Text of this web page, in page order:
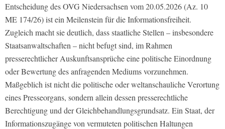
Entscheidung des OVG Niedersachsen vom 20.05.2026 (Az. 10
ME 174/26) ist ein Meilenstein für die Informationsfreiheit.
Zugleich macht sie deutlich, dass staatliche Stellen – insbesondere
Staatsanwaltschaften – nicht befugt sind, im Rahmen
presserechtlicher Auskunftsansprüche eine politische Einordnung
oder Bewertung des anfragenden Mediums vorzunehmen.
Maßgeblich ist nicht die politische oder weltanschauliche Verortung
eines Presseorgans, sondern allein dessen presserechtliche
Berechtigung und der Gleichbehandlungsgrundsatz. Ein Staat, der
Informationszugänge von vermuteten politischen Haltungen